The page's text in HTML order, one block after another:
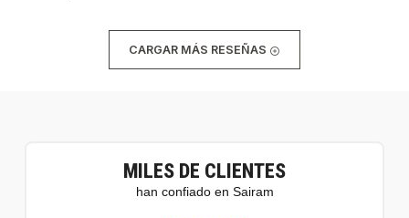
CARGAR MÁS RESEÑAS
MILES DE CLIENTES
han confiado en Sairam